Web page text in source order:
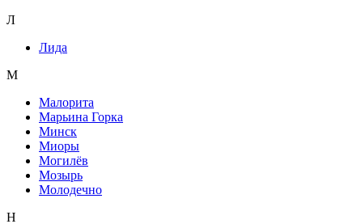
Л
Лида
М
Малорита
Марьина Горка
Минск
Миоры
Могилёв
Мозырь
Молодечно
Н